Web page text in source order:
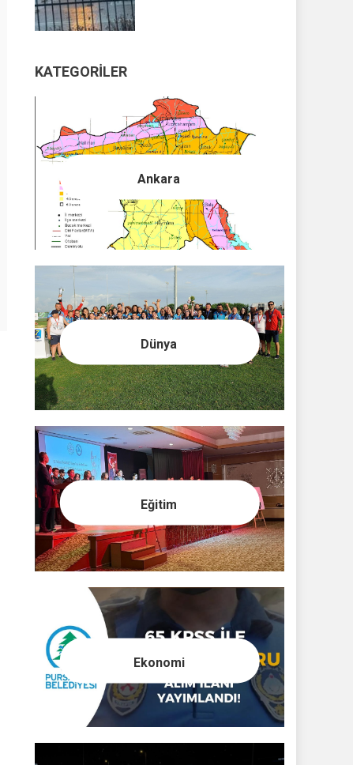
KATEGORILER
Ankara
Dünya
Eğitim
Ekonomi